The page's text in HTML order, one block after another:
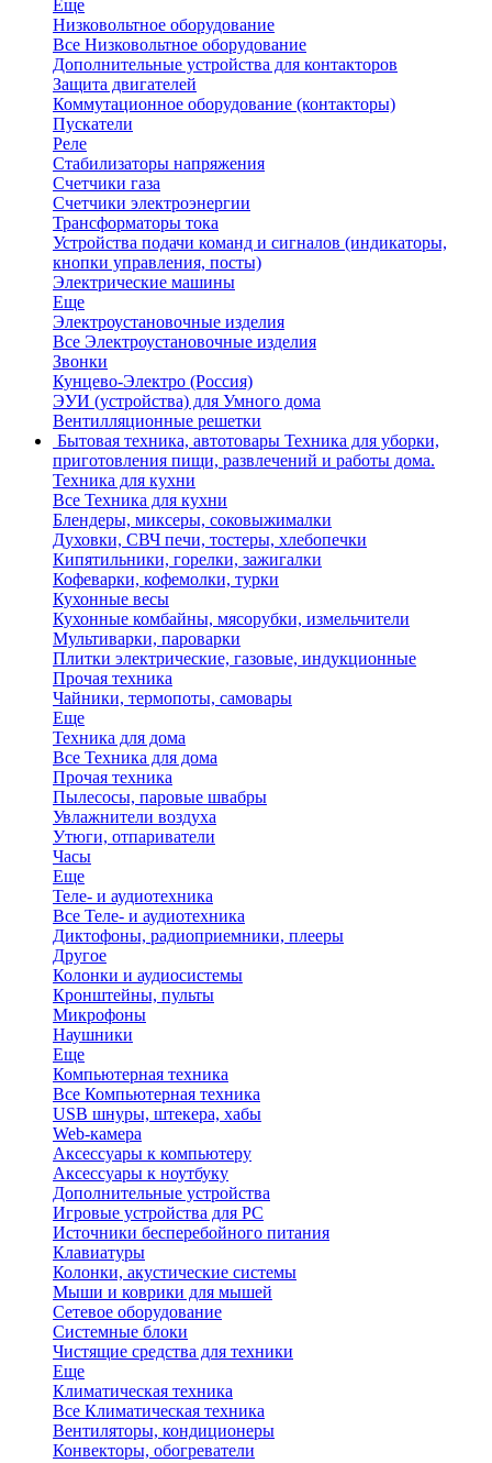
Еще
Низковольтное оборудование
Все Низковольтное оборудование
Дополнительные устройства для контакторов
Защита двигателей
Коммутационное оборудование (контакторы)
Пускатели
Реле
Стабилизаторы напряжения
Счетчики газа
Счетчики электроэнергии
Трансформаторы тока
Устройства подачи команд и сигналов (индикаторы,
кнопки управления, посты)
Электрические машины
Еще
Электроустановочные изделия
Все Электроустановочные изделия
Звонки
Кунцево-Электро (Россия)
ЭУИ (устройства) для Умного дома
Вентилляционные решетки
Бытовая техника, автотовары Техника для уборки,
приготовления пищи, развлечений и работы дома.
Техника для кухни
Все Техника для кухни
Блендеры, миксеры, соковыжималки
Духовки, СВЧ печи, тостеры, хлебопечки
Кипятильники, горелки, зажигалки
Кофеварки, кофемолки, турки
Кухонные весы
Кухонные комбайны, мясорубки, измельчители
Мультиварки, пароварки
Плитки электрические, газовые, индукционные
Прочая техника
Чайники, термопоты, самовары
Еще
Техника для дома
Все Техника для дома
Прочая техника
Пылесосы, паровые швабры
Увлажнители воздуха
Утюги, отпариватели
Часы
Еще
Теле- и аудиотехника
Все Теле- и аудиотехника
Диктофоны, радиоприемники, плееры
Другое
Колонки и аудиосистемы
Кронштейны, пульты
Микрофоны
Наушники
Еще
Компьютерная техника
Все Компьютерная техника
USB шнуры, штекера, хабы
Web-камера
Аксессуары к компьютеру
Аксессуары к ноутбуку
Дополнительные устройства
Игровые устройства для PC
Источники бесперебойного питания
Клавиатуры
Колонки, акустические системы
Мыши и коврики для мышей
Сетевое оборудование
Системные блоки
Чистящие средства для техники
Еще
Климатическая техника
Все Климатическая техника
Вентиляторы, кондиционеры
Конвекторы, обогреватели